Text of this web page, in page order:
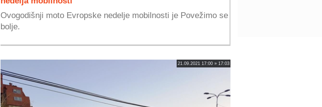
Ovogodišnji moto Evropske nedelje mobilnosti je Povežimo se
bolje.
21.09.2021 17:00 » 17:03